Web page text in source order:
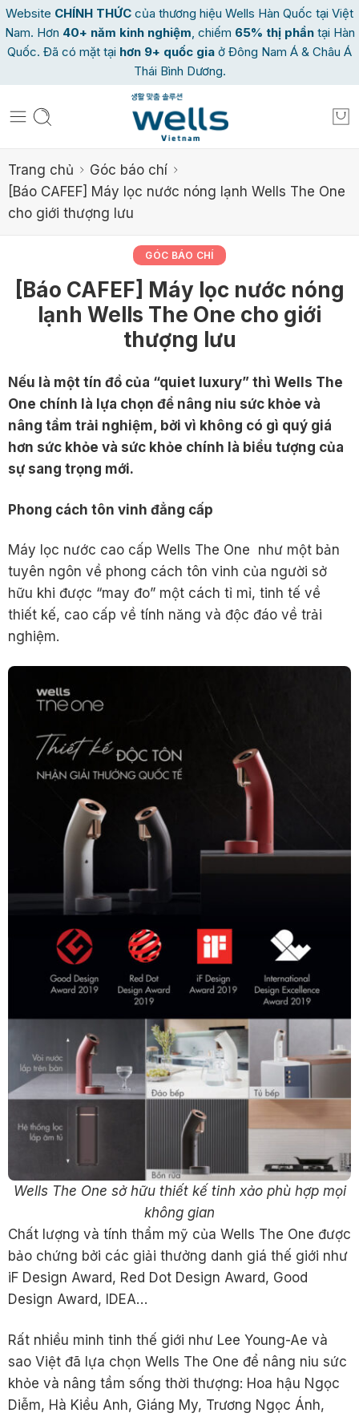
Website CHÍNH THỨC của thương hiệu Wells Hàn Quốc tại Việt
Nam. Hơn 40+ năm kinh nghiệm, chiếm 65% thị phầntại Hàn
Quốc. Đã có mặt tại hơn 9+ quốc gia ở Đông Nam Á & Châu Á
Thái Bình Dương.
Trang chủ
Góc báo chí
[Báo CAFEF] Máy lọc nước nóng lạnh Wells The One
cho giới thượng lưu
GÓC BÁO CHÍ
[Báo CAFEF] Máy lọc nước nóng
lạnh Wells The One cho giới
thượng lưu
Nếu là một tín đồ của “quiet luxury” thì Wells The
One chính là lựa chọn để nâng niu sức khỏe và
nâng tầm trải nghiệm, bởi vì không có gì quý giá
hơn sức khỏe và sức khỏe chính là biểu tượng của
sự sang trọng mới.
Phong cách tôn vinh đẳng cấp
Máy lọc nước cao cấp Wells The One như một bản
tuyên ngôn về phong cách tôn vinh của người sở
hữu khi được “may đo” một cách tỉ mỉ, tinh tế về
thiết kế, cao cấp về tính năng và độc đáo về trải
nghiệm.
Wells The One sở hữu thiết kế tinh xảo phù hợp mọi
không gian
Chất lượng và tính thẩm mỹ của Wells The One được
bảo chứng bởi các giải thưởng danh giá thế giới như
iF Design Award, Red Dot Design Award, Good
Design Award, IDEA…
Rất nhiều minh tinh thế giới như Lee Young-Ae và
sao Việt đã lựa chọn Wells The One để nâng niu sức
khỏe và nâng tầm sống thời thượng: Hoa hậu Ngọc
Diễm, Hà Kiều Anh, Giáng My, Trương Ngọc Ánh,